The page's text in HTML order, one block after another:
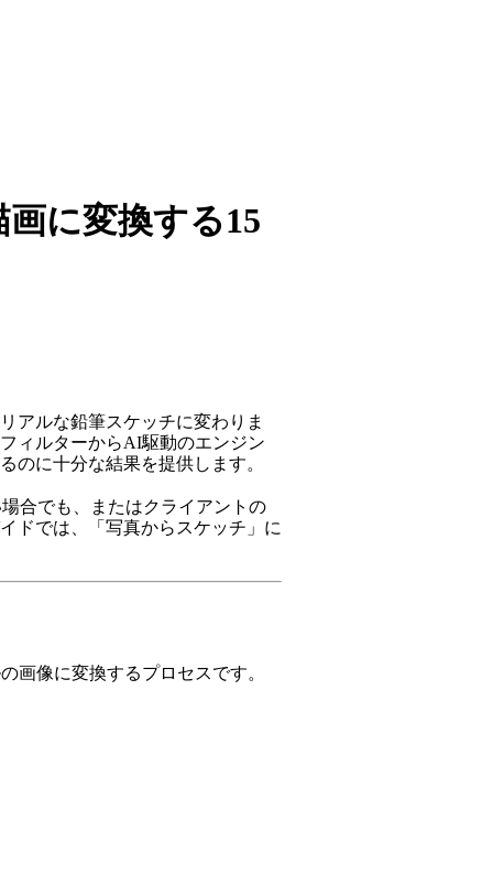
に変換する15
アルな鉛筆スケッチに変わりま
ィルターからAI駆動のエンジン
のに十分な結果を提供します。
合でも、またはクライアントの
ドでは、「写真からスケッチ」に
画像に変換するプロセスです。